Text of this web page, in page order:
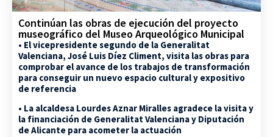
Continúan las obras de ejecución del proyecto
museográfico del Museo Arqueológico Municipal
• El vicepresidente segundo de la Generalitat
Valenciana, José Luis Díez Climent, visita las obras para
comprobar el avance de los trabajos de transformación
para conseguir un nuevo espacio cultural y expositivo
de referencia
• La alcaldesa Lourdes Aznar Miralles agradece la visita y
la financiación de Generalitat Valenciana y Diputación
de Alicante para acometer la actuación